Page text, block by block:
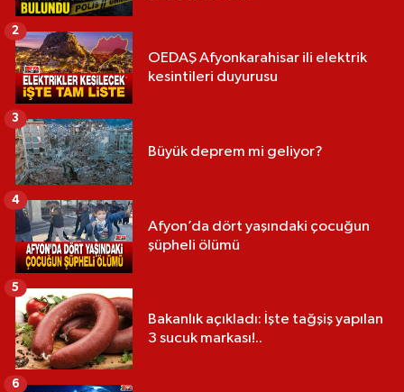
OEDAŞ Afyonkarahisar ili elektrik
kesintileri duyurusu
2
Büyük deprem mi geliyor?
3
Afyon’da dört yaşındaki çocuğun
şüpheli ölümü
4
Bakanlık açıkladı: İşte tağşiş yapılan
3 sucuk markası!..
5
6